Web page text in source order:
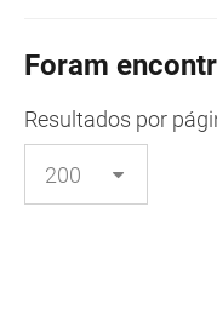
Foram
Resultados por